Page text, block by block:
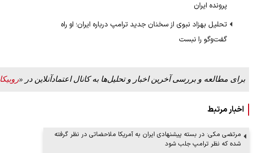
پرونده ایران
تحلیل بهزاد نبوی از سخنان جدید ترامپ درباره ایران؛ او راه
گفت‌وگو را نبست
برای مطالعه و بررسی آخرین اخبار و تحلیل‌ها به کانال اعتمادآنلاین در «روبیکا
اخبار مرتبط
مرتضی مکی: در بسته پیشنهادی ایران به آمریکا ملاحضاتی در نظر گرفته
شده که نظر ترامپ جلب شود